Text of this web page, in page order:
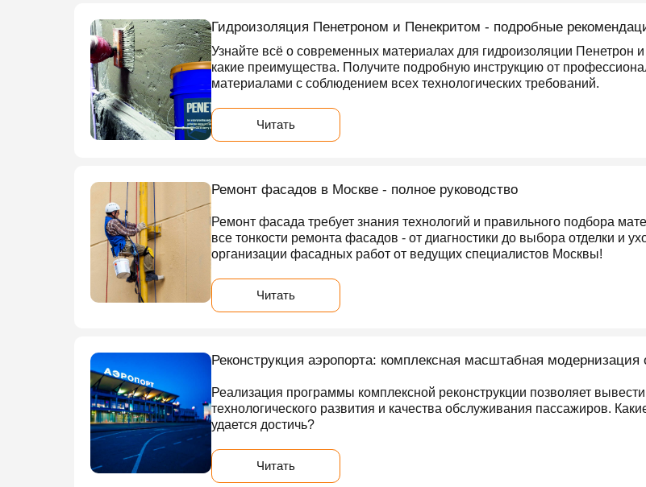
Гидроизоляция Пенетроном и Пенекритом - подробные
Узнайте всё о современных материалах для гидроизоляции Пенетрон и
какие преимущества. Получите подробную инструкцию от
материалами с соблюдением всех технологических требований.
Читать
Ремонт фасадов в Москве - полное руководство
Ремонт фасада требует знания технологий и правильного подбора
все тонкости ремонта фасадов - от диагностики до выбора отделки и
организации фасадных работ от ведущих специалистов Москвы!
Читать
Реконструкция аэропорта: комплексная масштабная модернизация
Реализация программы комплексной реконструкции позволяет
технологического развития и качества обслуживания пассажиров.
удается достичь?
Читать